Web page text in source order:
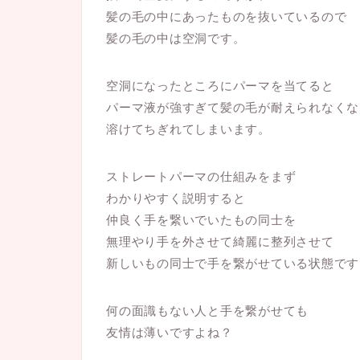
髪の毛の中にあったものを抜いているので
髪の毛の中は空洞です。
空洞になったところにパーマを当てると
パーマ液が強すぎて髪の毛が耐えられなく
溶けてちぎれてしまいます。
ストレートパーマの仕組みをまず
わかりやすく説明すると
仲良く手を繋いでいたもの同士を
無理やり手を外させて綺麗に整列させて
新しいもの同士で手を繋がせている状態で
何の面識もない人と手を繋がせても
友情は薄いですよね？